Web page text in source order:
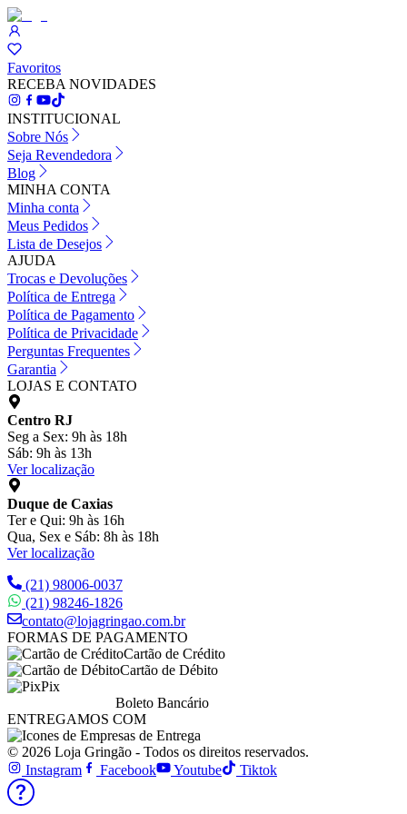
Favoritos
RECEBA NOVIDADES
INSTITUCIONAL
Sobre Nós
Seja Revendedora
Blog
MINHA CONTA
Minha conta
Meus Pedidos
Lista de Desejos
AJUDA
Trocas e Devoluções
Política de Entrega
Política de Pagamento
Política de Privacidade
Perguntas Frequentes
Garantia
LOJAS E CONTATO
Centro RJ
Seg a Sex: 9h às 18h
Sáb: 9h às 13h
Ver localização
Duque de Caxias
Ter e Qui: 9h às 16h
Qua, Sex e Sáb: 8h às 18h
Ver localização
(21) 98006-0037
(21) 98246-1826
contato@lojagringao.com.br
FORMAS DE PAGAMENTO
Cartão de Crédito
Cartão de Débito
Pix
Boleto Bancário
ENTREGAMOS COM
© 2026 Loja Gringão - Todos os direitos reservados.
Instagram
Facebook Youtube Tiktok